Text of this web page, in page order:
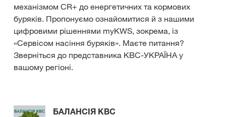
механізмом CR+ до енергетичних та кормових
буряків. Пропонуємо ознайомитися й з нашими
цифровими рішеннями myKWS, зокрема, із
«Сервісом насіння буряків». Маєте питання?
Зверніться до представника КВС-УКРАЇНА у
вашому регіоні.
БАЛАНСІЯ КВС